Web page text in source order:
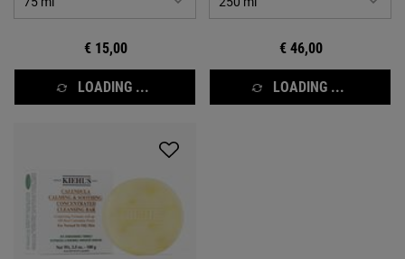
€ 15,00
LOADING ...
€ 46,00
LOADING ...